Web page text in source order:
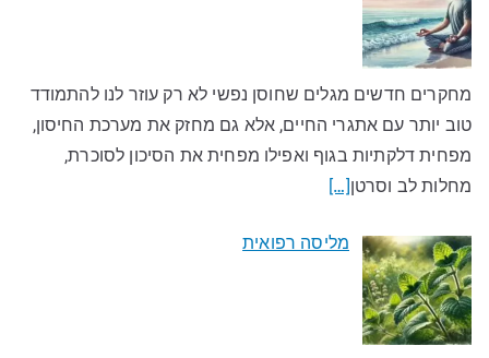
מחקרים חדשים מגלים שחוסן נפשי לא רק עוזר לנו להתמודד
טוב יותר עם אתגרי החיים, אלא גם מחזק את מערכת החיסון,
מפחית דלקתיות בגוף ואפילו מפחית את הסיכון לסוכרת,
מחלות לב וסרטן[…]
מליסה רפואית